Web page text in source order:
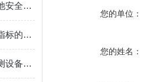
电池挤压试验机：确保电池安全的关键设备
食品安全快速分析仪常见指标的测试方法与原理解析
德迈盛供应防淋水防尘检测设备简介
您的单位：
您的姓名：